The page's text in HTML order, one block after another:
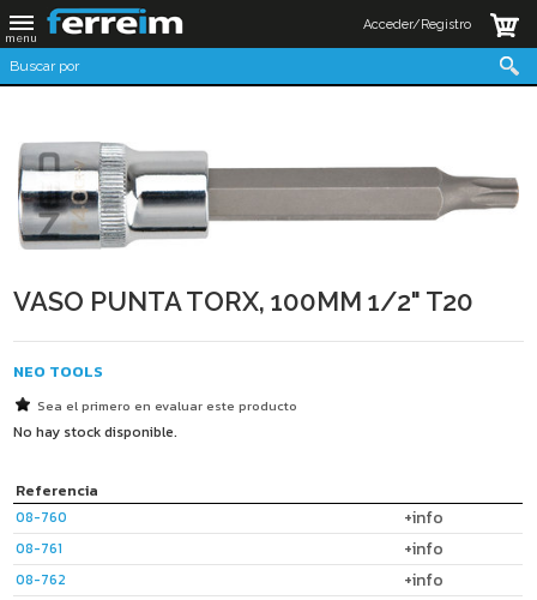
Acceder/Registro
VASO PUNTA TORX, 100MM 1/2" T20
NEO TOOLS
Sea el primero en evaluar este producto
No hay stock disponible.
Referencia
08-760 +info
08-761 +info
08-762 +info